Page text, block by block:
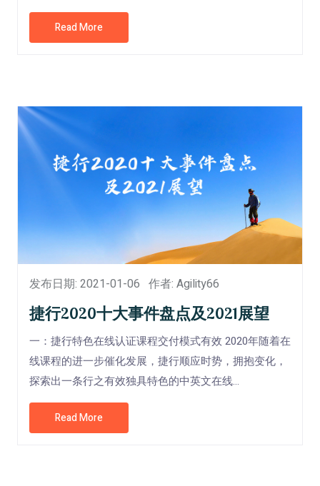
Read More
发布日期: 2021-01-06 作者: Agility66
捷行2020十大事件盘点及2021展望
一：捷行特色在线认证课程交付模式有效 2020年随着在
线课程的进一步催化发展，捷行顺应时势，拥抱变化，
探索出一条行之有效独具特色的中英文在线...
Read More